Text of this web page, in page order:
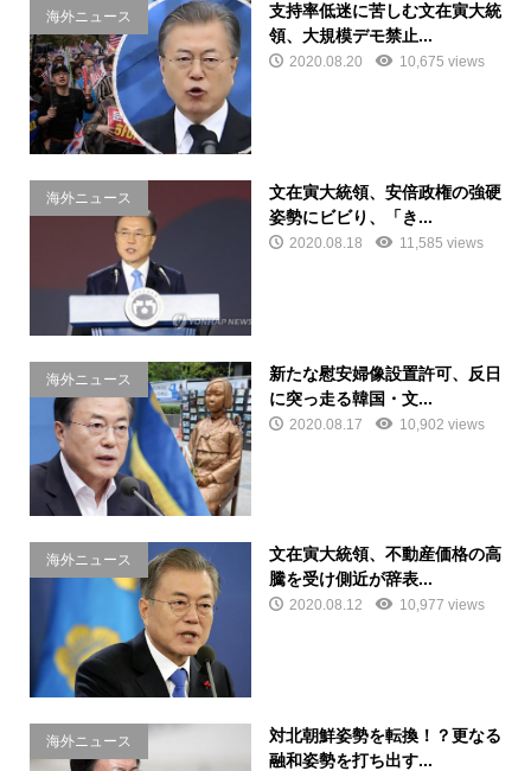
海外ニュース
支持率低迷に苦しむ文在寅大統
領、大規模デモ禁止...
2020.08.20 10,675 views
海外ニュース
文在寅大統領、安倍政権の強硬
姿勢にビビり、「き...
2020.08.18 11,585 views
海外ニュース
新たな慰安婦像設置許可、反日
に突っ走る韓国・文...
2020.08.17 10,902 views
海外ニュース
文在寅大統領、不動産価格の高
騰を受け側近が辞表...
2020.08.12 10,977 views
海外ニュース
対北朝鮮姿勢を転換！？更なる
融和姿勢を打ち出す...